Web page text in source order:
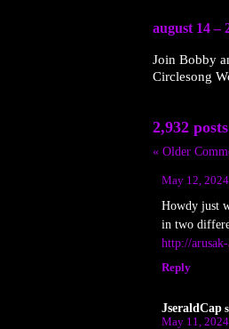
august 14 –
Join Bobby
Circlesong
2,932
« Older
May 12,
Howdy just
in two
http://
Reply
JseraldCap
May 11,